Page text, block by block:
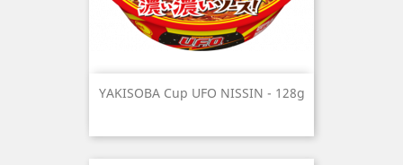
YAKISOBA Cup UFO NISSIN - 128g